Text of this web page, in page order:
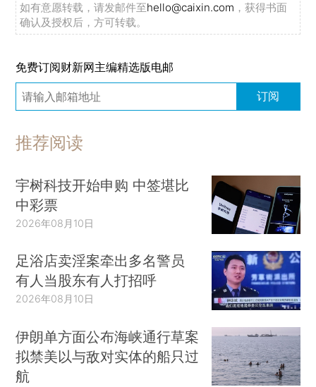
如有意愿转载，请发邮件至hello@caixin.com ，获得书面
确认及授权后，方可转载。
免费订阅财新网主编精选版电邮
订阅
推荐阅读
宇树科技开始申购 中签堪比
中彩票
2026年08月10日
足浴店卖淫案牵出多名警员
有人当股东有人打招呼
2026年08月10日
伊朗单方面公布海峡通行草案
拟禁美以与敌对实体的船只过
航